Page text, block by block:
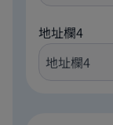
地址欄4